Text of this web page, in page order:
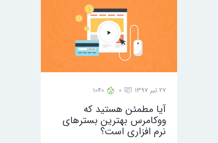
27 تیر 1397 0
1040
آیا مطمئن هستید که
ووکامرس بهترین بسترهای
نرم افزاری است؟